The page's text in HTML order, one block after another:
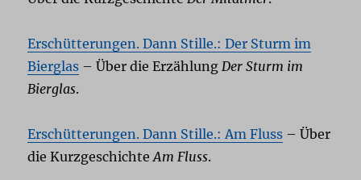
Erschütterungen. Dann Stille.: Der Sturm im
Bierglas – Über die ErzählungDer Sturm im
Bierglas.
Erschütterungen. Dann Stille.: Am Fluss – Über
die KurzgeschichteAm Fluss.